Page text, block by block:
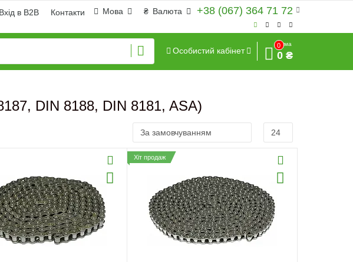
+38 (067) 364 71 72
₴ Валюта
Мова
Вхід в B2B Контакти
Особистий кабінет
0
Сума
0 ₴
DIN 8188, DIN 8181, ASA)
Хіт продаж